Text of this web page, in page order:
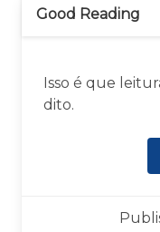
Good Reading
Isso é que
dito.